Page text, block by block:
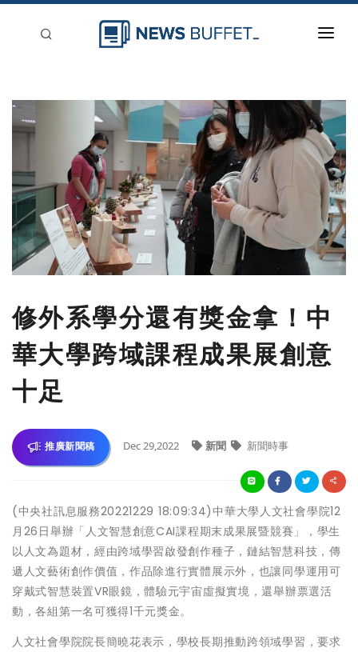
刊登
修外系學分還有獎金拿！中
華大學跨域課程成果展創意
十足
推廣新聞稿 Dec 29,2022 新聞 新聞時事
(中央社訊息服務20221229 18:09:34)中華大學人文社會學院12
月26日舉辦「人文智慧創意CAI課程期末成果展暨競賽」，學生
以人文為題材，經由跨域學習啟發創作種子，鏈結智慧科技，傳
遞人文藝術創作價值，作品除進行實體展示外，也讓同學運用可
穿戴式智慧裝置VR眼鏡，體驗元宇宙虛擬實境，還舉辦票選活
動，各組第一名可獲得1千元獎金。
人文社會學院院長簡曉花表示，學校長期推動跨領域學習，要求